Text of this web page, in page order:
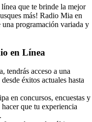
que te brinde la mejor
más! Radio Mia en
programación variada y
en Línea
tendrás acceso a una
éxitos actuales hasta
en concursos, encuestas y
que tu experiencia